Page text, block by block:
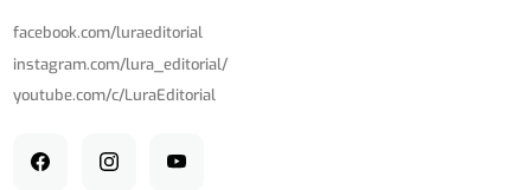
facebook.com/luraeditorial
instagram.com/lura_editorial/
youtube.com/c/LuraEditorial